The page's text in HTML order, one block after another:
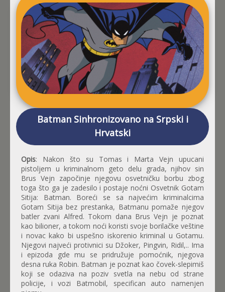
Batman Sinhronizovano na Srpski i
Hrvatski
Opis: Nakon što su Tomas i Marta Vejn upucani
pistoljem u kriminalnom geto delu grada, njihov sin
Brus Vejn započinje njegovu osvetničku borbu zbog
toga što ga je zadesilo i postaje noćni Osvetnik Gotam
Sitija: Batman. Boreći se sa najvećim kriminalcima
Gotam Sitija bez prestanka, Batmanu pomaže njegov
batler zvani Alfred. Tokom dana Brus Vejn je poznat
kao bilioner, a tokom noći koristi svoje borilačke veštine
i novac kako bi uspešno iskorenio kriminal u Gotamu.
Njegovi najveći protivnici su Džoker, Pingvin, Ridil,.. Ima
i epizoda gde mu se pridružuje pomoćnik, njegova
desna ruka Robin. Batman je poznat kao čovek-slepimiš
koji se odaziva na poziv svetla na nebu od strane
policije, i vozi Batmobil, specifican auto namenjen